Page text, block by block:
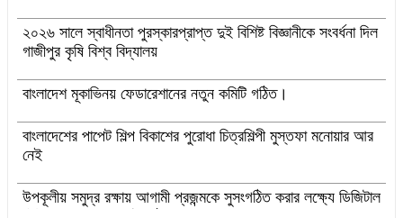
২০২৬ সালে স্বাধীনতা পুরস্কারপ্রাপ্ত দুই বিশিষ্ট বিজ্ঞানীকে সংবর্ধনা দিল
গাজীপুর কৃষি বিশ্ব বিদ্যালয়
বাংলাদেশ মূকাভিনয় ফেডারেশানের নতুন কমিটি গঠিত।
বাংলাদেশের পাপেট শিল্প বিকাশের পুরোধা চিত্রশিল্পী মুস্তফা মনোয়ার আর
নেই
উপকূলীয় সমুদ্র রক্ষায় আগামী প্রজন্মকে সুসংগঠিত করার লক্ষ্যে ডিজিটাল